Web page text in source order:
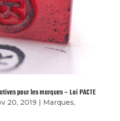
pour les marques – Loi PACTE
20, 2019 | Marques,